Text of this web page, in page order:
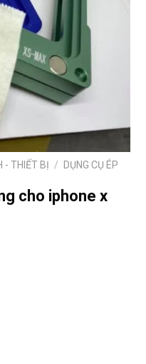
- THIẾT BỊ /
DỤNG CỤ ÉP
cho iphone x